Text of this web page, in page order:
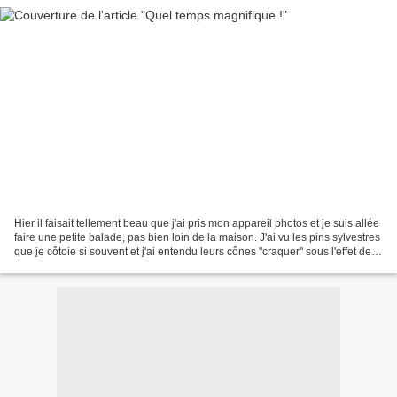
Hier il faisait tellement beau que j'ai pris mon appareil photos et je suis allée
faire une petite balade, pas bien loin de la maison. J'ai vu les pins sylvestres
que je côtoie si souvent et j'ai entendu leurs cônes "craquer" sous l'effet de la